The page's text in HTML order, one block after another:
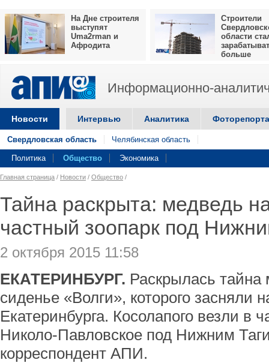
На Дне строителя
выступят
Uma2rman и
Афродита
Строители
области
больше
Информационно-
Новости Интервью Аналитика
Свердловская область Челябинская область
Политика Общество Экономика
Главная страница / Новости / Общество /
Тайна раскрыта: медведь
частный зоопарк под
2 октября 2015 11:58
ЕКАТЕРИНБУРГ. Раскрылась
сиденье «Волги», которого засняли
Екатеринбурга. Косолапого везли в
Николо-Павловское под Нижним
корреспондент АПИ.